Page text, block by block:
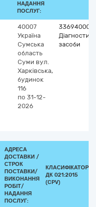
НАДАННЯ
ПОСЛУГ:
40007
Україна
Сумська
область
Суми вул.
Харківська,
будинок
116
по 31-12-
2026
33694000-1
засоби
АДРЕСА
ДОСТАВКИ /
СТРОК
ПОСТАВКИ/
ВИКОНАННЯ
РОБІТ/
НАДАННЯ
ПОСЛУГ:
КЛАСИФІКАТОР
ДК 021:2015
(CPV)